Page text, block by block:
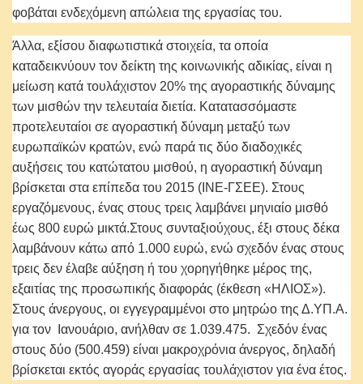
φοβάται ενδεχόμενη απώλεια της εργασίας του.
Άλλα, εξίσου διαφωτιστικά στοιχεία, τα οποία
καταδεικνύουν τον δείκτη της κοινωνικής αδικίας, είναι η
μείωση κατά τουλάχιστον 20% της αγοραστικής δύναμης
των μισθών την τελευταία διετία. Κατατασσόμαστε
προτελευταίοι σε αγοραστική δύναμη μεταξύ των
ευρωπαϊκών κρατών, ενώ παρά τις δύο διαδοχικές
αυξήσεις του κατώτατου μισθού, η αγοραστική δύναμη
βρίσκεται στα επίπεδα του 2015 (ΙΝΕ-ΓΣΕΕ). Στους
εργαζόμενους, ένας στους τρεις λαμβάνει μηνιαίο μισθό
έως 800 ευρώ μικτά.Στους συνταξιούχους, έξι στους δέκα
λαμβάνουν κάτω από 1.000 ευρώ, ενώ σχεδόν ένας στους
τρεις δεν έλαβε αύξηση ή του χορηγήθηκε μέρος της,
εξαιτίας της προσωπικής διαφοράς (έκθεση «ΗΛΙΟΣ»).
Στους άνεργους, οι εγγεγραμμένοι στο μητρώο της Δ.ΥΠ.Α.
για τον Ιανουάριο, ανήλθαν σε 1.039.475. Σχεδόν ένας
στους δύο (500.459) είναι μακροχρόνια άνεργος, δηλαδή
βρίσκεται εκτός αγοράς εργασίας τουλάχιστον για ένα έτος.